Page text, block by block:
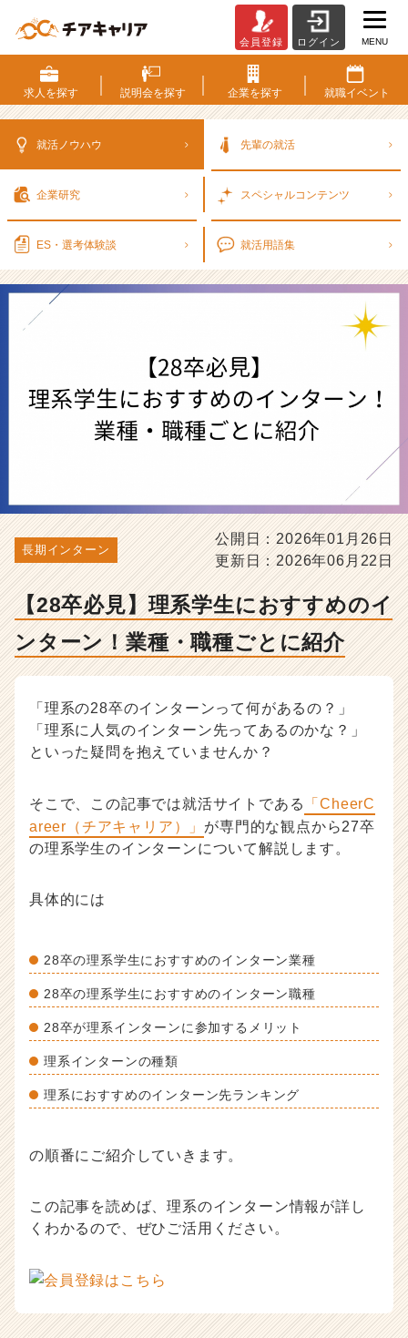
8
卒
必
に
め
ン
タ
ー
ン！
業
ご
-
選
考
対
策・
就
活
ノ
ウ
ウ
記
事
|
成
長
企
業
か
ら
カ
が
く
就
活
イ
チ
会員登録 ログイン MENU
求人を探す 説明会を探す 企業を探す 就職イベント
就活ノウハウ 先輩の就活
企業研究 スペシャルコンテンツ
ES・選考体験談 就活用語集
長期インターン
公開日：2026年01月26日
更新日：2026年06月22日
【28卒必見】理系学生におすすめのイ
ンターン！業種・職種ごとに紹介
「理系の28卒のインターンって何があるの？」
「理系に人気のインターン先ってあるのかな？」
といった疑問を抱えていませんか？
そこで、この記事では就活サイトである
「CheerC
areer（チアキャリア）」 が専門的な観点から27卒
の理系学生のインターンについて解説します。
具体的には
28卒の理系学生におすすめのインターン業種
28卒の理系学生におすすめのインターン職種
28卒が理系インターンに参加するメリット
理系インターンの種類
理系におすすめのインターン先ランキング
の順番にご紹介していきます。
この記事を読めば、理系のインターン情報が詳し
くわかるので、ぜひご活用ください。